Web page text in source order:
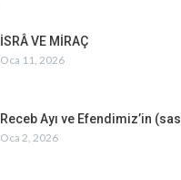
İSRÂ VE MİRAÇ
Oca 11, 2026
Receb Ayı ve Efendimiz’in
Oca 2, 2026